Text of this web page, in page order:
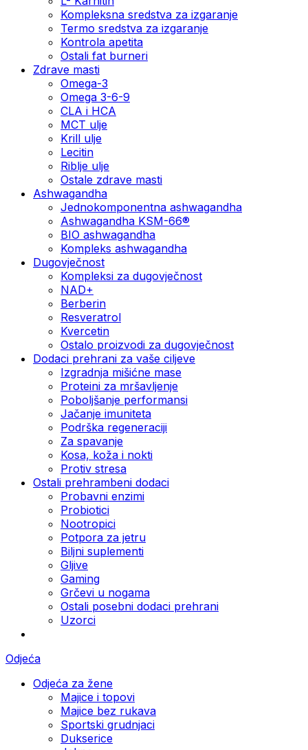
Kompleksna sredstva za izgaranje
Termo sredstva za izgaranje
Kontrola apetita
Ostali fat burneri
Zdrave masti
Omega-3
Omega 3-6-9
CLA i HCA
MCT ulje
Krill ulje
Lecitin
Riblje ulje
Ostale zdrave masti
Ashwagandha
Jednokomponentna ashwagandha
Ashwagandha KSM-66®
BIO ashwagandha
Kompleks ashwagandha
Dugovječnost
Kompleksi za dugovječnost
NAD+
Berberin
Resveratrol
Kvercetin
Ostalo proizvodi za dugovječnost
Dodaci prehrani za vaše ciljeve
Izgradnja mišićne mase
Proteini za mršavljenje
Poboljšanje performansi
Jačanje imuniteta
Podrška regeneraciji
Za spavanje
Kosa, koža i nokti
Protiv stresa
Ostali prehrambeni dodaci
Probavni enzimi
Probiotici
Nootropici
Potpora za jetru
Biljni suplementi
Gljive
Gaming
Grčevi u nogama
Ostali posebni dodaci prehrani
Uzorci
Odjeća
Odjeća za žene
Majice i topovi
Majice bez rukava
Sportski grudnjaci
Dukserice